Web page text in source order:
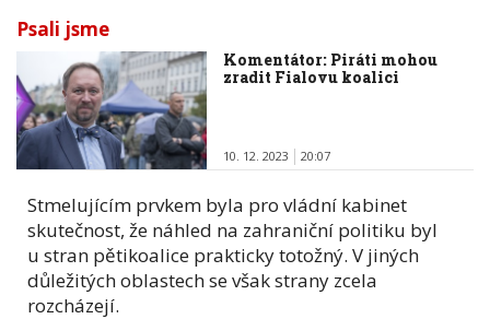
Psali jsme
Komentátor: Piráti mohou
zradit Fialovu koalici
10. 12. 2023 20:07
Stmelujícím prvkem byla pro vládní kabinet
skutečnost, že náhled na zahraniční politiku byl
u stran pětikoalice prakticky totožný. V jiných
důležitých oblastech se však strany zcela
rozcházejí.